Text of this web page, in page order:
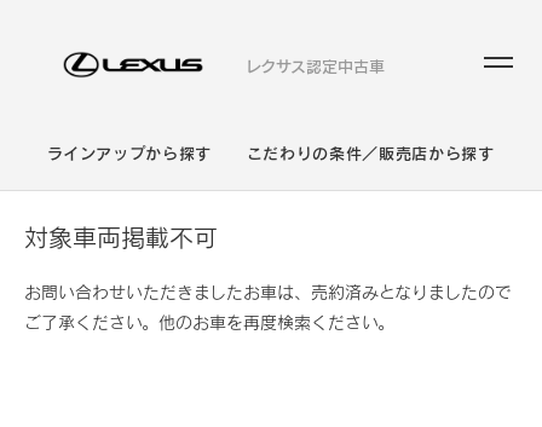
レクサス認定中古車
ラインアップから探す こだわりの条件／販売店から探す
対象車両掲載不可
お問い合わせいただきましたお車は、売約済みとなりましたので
ご了承ください。他のお車を再度検索ください。